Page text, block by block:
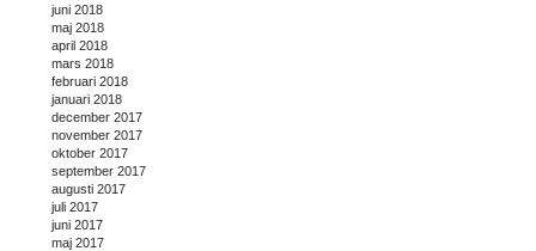
juni 2018
maj 2018
april 2018
mars 2018
februari 2018
januari 2018
december 2017
november 2017
oktober 2017
september 2017
augusti 2017
juli 2017
juni 2017
maj 2017